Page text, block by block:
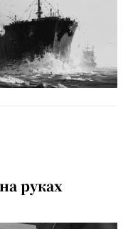
руках